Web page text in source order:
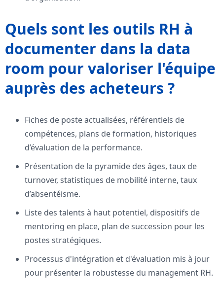
Quels sont les outils RH à
documenter dans la data
room pour valoriser l'équipe
auprès des acheteurs ?
Fiches de poste actualisées, référentiels de
compétences, plans de formation, historiques
d’évaluation de la performance.
Présentation de la pyramide des âges, taux de
turnover, statistiques de mobilité interne, taux
d’absentéisme.
Liste des talents à haut potentiel, dispositifs de
mentoring en place, plan de succession pour les
postes stratégiques.
Processus d'intégration et d'évaluation mis à jour
pour présenter la robustesse du management RH.